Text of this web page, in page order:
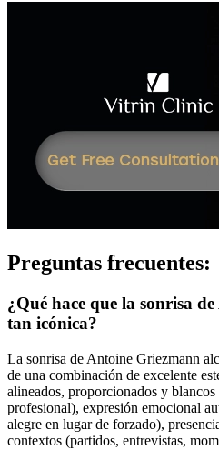
Preguntas frecuentes:
¿Qué hace que la sonrisa
tan icónica?
La sonrisa de Antoine Griezmann
de una combinación de excelente
alineados, proporcionados y
profesional), expresión emocional
alegre en lugar de forzado),
contextos (partidos, entrevistas,